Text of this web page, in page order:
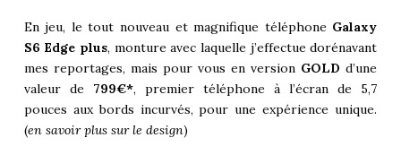
En jeu, le tout nouveau et magnifique téléphone Galaxy
S6 Edge plus, monture avec laquelle j’effectue dorénavant
mes reportages, mais pour vous en version GOLD d’une
valeur de 799€*, premier téléphone à l’écran de 5,7
pouces aux bords incurvés, pour une expérience unique.
(en savoir plus sur le design)